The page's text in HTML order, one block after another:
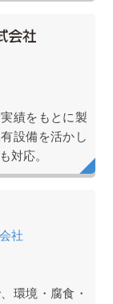
績をもとに製
設備を活かし
対応。
社
環境・腐食・